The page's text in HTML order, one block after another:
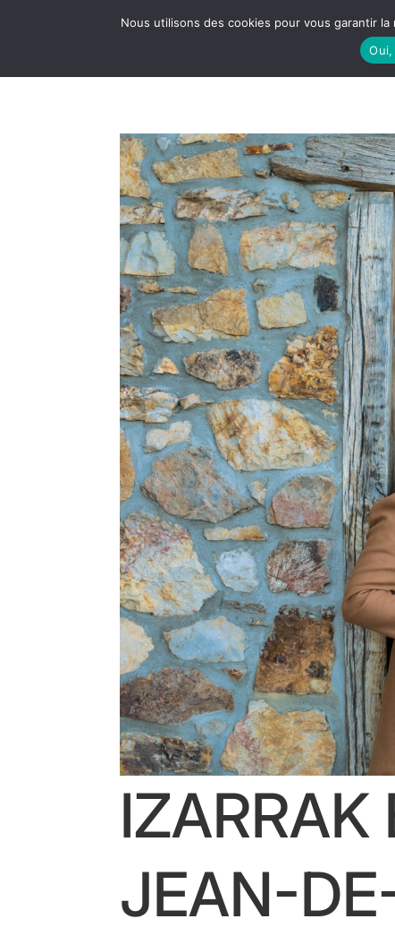
LE
IZARRAK
JEAN-
Nous utilisons des cookies pour vous garantir